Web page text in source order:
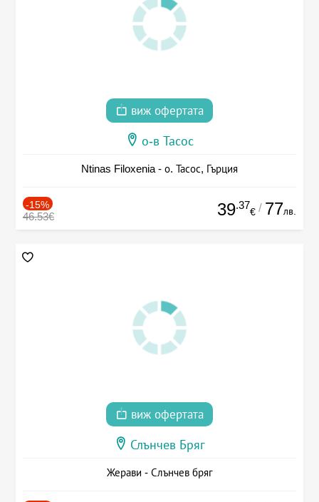
виж офертата
о-в Тасос
Ntinas Filoxenia - о. Тасос, Гърция
-15%
46.53€ 39.37
€ / 77лв.
виж офертата
Слънчев Бряг
Жерави - Слънчев бряг